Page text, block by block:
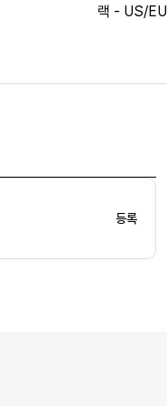
랙 - US/EU
등록